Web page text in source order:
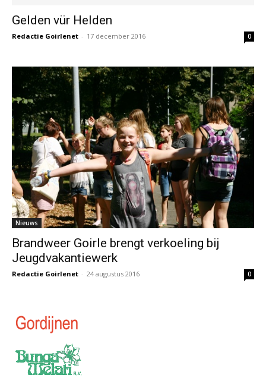
Gelden vür Helden
Redactie Goirlenet - 17 december 2016 0
Nieuws
Brandweer Goirle brengt verkoeling bij
Jeugdvakantiewerk
Redactie Goirlenet - 24 augustus 2016 0